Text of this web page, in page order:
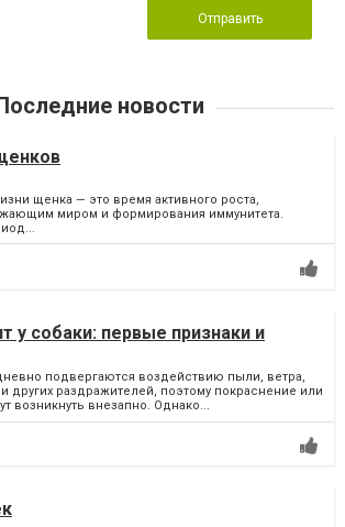
Отправить
новости
щенка — это время активного роста,
миром и формирования иммунитета.
у собаки: первые признаки и
подвергаются воздействию пыли, ветра,
других раздражителей, поэтому покраснение или
возникнуть внезапно. Однако...